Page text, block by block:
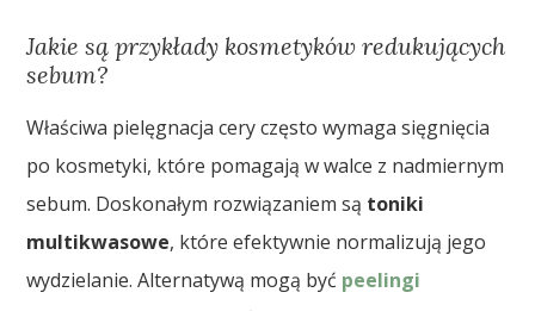
Jakie są przykłady kosmetyków redukujących
sebum?
Właściwa pielęgnacja cery często wymaga sięgnięcia
po kosmetyki, które pomagają w walce z nadmiernym
sebum. Doskonałym rozwiązaniem są toniki
multikwasowe, które efektywnie normalizują jego
wydzielanie. Alternatywą mogą być peelingi